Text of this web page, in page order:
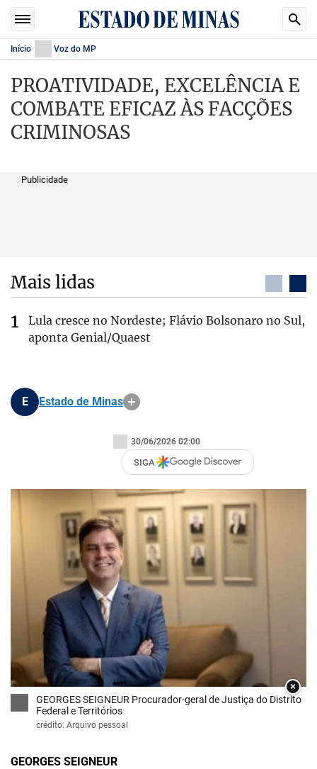
Início Voz do MP
PROATIVIDADE, EXCELÊNCIA E
COMBATE EFICAZ ÀS FACÇÕES
CRIMINOSAS
Publicidade
Mais lidas
Lula cresce no Nordeste; Flávio Bolsonaro no Sul,
aponta Genial/Quaest
E Estado de Minas
30/06/2026 02:00
SIGA
×
GEORGES SEIGNEUR Procurador-geral de Justiça do Distrito
Federal e Territórios
crédito: Arquivo pessoal
GEORGES SEIGNEUR